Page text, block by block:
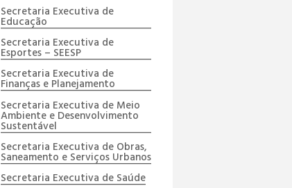
Secretaria Executiva de
Educação
Secretaria Executiva de
Esportes – SEESP
Secretaria Executiva de
Finanças e Planejamento
Secretaria Executiva de Meio
Ambiente e Desenvolvimento
Sustentável
Secretaria Executiva de Obras,
Saneamento e Serviços Urbanos
Secretaria Executiva de Saúde